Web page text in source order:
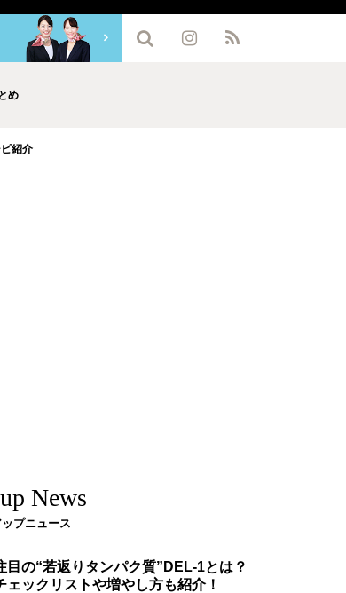
め
紹介
News
プニュース
目の“若返りタンパク質”DEL-1とは？
ェックリストや増やし方も紹介！